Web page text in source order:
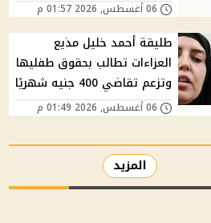
06 أغسطس, 2026 01:57 م
طليقة أحمد خليل مذيع
العزاءات تطالب بحقوق طفليها
وتزعم تقاضي 400 جنيه شهريًا
06 أغسطس, 2026 01:49 م
المزيد